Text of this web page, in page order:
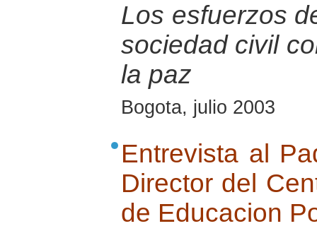
Los esfuerzos
sociedad civil
la paz
Bogota, julio 2003
Entrevista al
Director del
de Educacion